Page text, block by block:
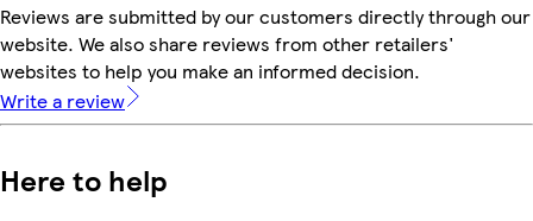
Reviews are submitted by our customers directly through our
website. We also share reviews from other retailers'
websites to help you make an informed decision.
Write a review
Here to help